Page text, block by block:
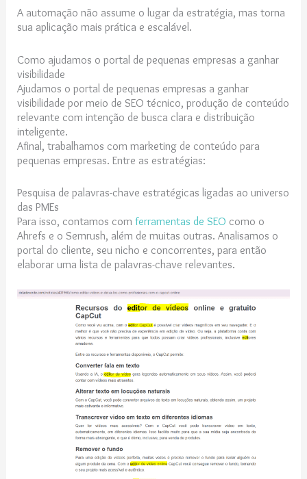
A automação não assume o lugar da estratégia, mas torna
sua aplicação mais prática e escalável.
Como ajudamos o portal de pequenas empresas a ganhar
visibilidade
Ajudamos o portal de pequenas empresas a ganhar
visibilidade por meio de SEO técnico, produção de conteúdo
relevante com intenção de busca clara e distribuição
inteligente.
Afinal, trabalhamos com marketing de conteúdo para
pequenas empresas. Entre as estratégias:
Pesquisa de palavras-chave estratégicas ligadas ao universo
das PMEs
Para isso, contamos comferramentas de SEO como o
Ahrefs e o Semrush, além de muitas outras. Analisamos o
portal do cliente, seu nicho e concorrentes, para então
elaborar uma lista de palavras-chave relevantes.